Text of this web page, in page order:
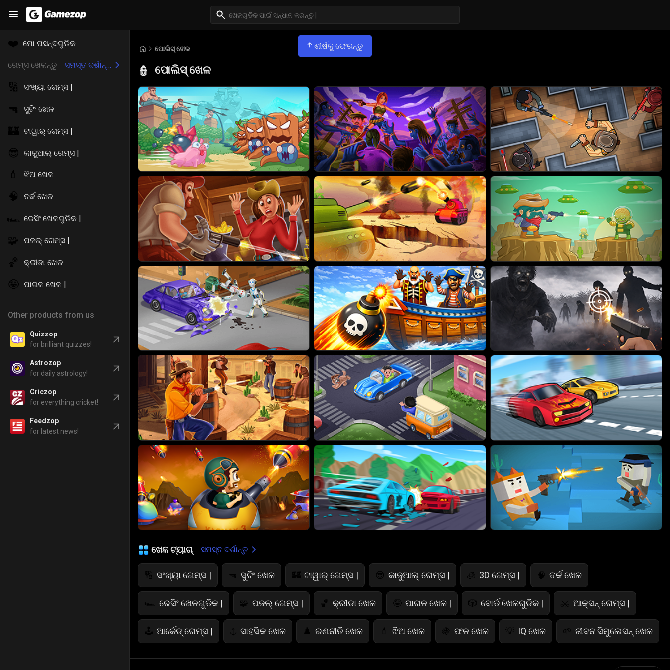
ଶୀର୍ଷକୁ ଫେରନ୍ତୁ
❤️ ମୋ ପସନ୍ଦଗୁଡିକ
ଗେମ୍ସ ଖେଳନ୍ତୁ ସମସ୍ତ ଦର୍ଶାନ୍ତୁ
🔢 ସଂଖ୍ୟା ଗେମ୍ସ |
🔫 ସୁଟିଂ ଖେଳ
🏰 ଟାୱାର୍ ଗେମ୍ସ |
😎 କାଜୁଆଲ୍ ଗେମ୍ସ |
💄 ଝିଅ ଖେଳ
🧠 ତର୍କ ଖେଳ
🏎️ ରେସିଂ ଖେଳଗୁଡିକ |
🧩 ପଜଲ୍ ଗେମ୍ସ |
🏀 କ୍ରୀଡା ଖେଳ
🤪 ପାଗଳ ଖେଳ |
Other products from us
Quizzop
for brilliant quizzes!
Astrozop
for daily astrology!
Criczop
for everything cricket!
Feedzop
for latest news!
ପୋଲିସ୍ ଖେଳ
👮 ପୋଲିସ୍ ଖେଳ
ଖେଳ ଟ୍ୟାଗ୍ ସମସ୍ତ ଦର୍ଶାନ୍ତୁ
🔢 ସଂଖ୍ୟା ଗେମ୍ସ | 🔫 ସୁଟିଂ ଖେଳ 🏰 ଟାୱାର୍ ଗେମ୍ସ | 😎 କାଜୁଆଲ୍ ଗେମ୍ସ | 🧊 3D ଗେମ୍ସ | 🧠 ତର୍କ ଖେଳ
🏎️ ରେସିଂ ଖେଳଗୁଡିକ | 🧩 ପଜଲ୍ ଗେମ୍ସ | 🏀 କ୍ରୀଡା ଖେଳ 🤪 ପାଗଳ ଖେଳ | 🎲 ବୋର୍ଡ ଖେଳଗୁଡିକ | ⚔️ ଆକ୍ସନ୍ ଗେମ୍ସ |
🕹️ ଆର୍କେଡ୍ ଗେମ୍ସ | ⚓ ସାହସିକ ଖେଳ ♟️ ରଣନୀତି ଖେଳ 💄 ଝିଅ ଖେଳ 🍇 ଫଳ ଖେଳ 💡 IQ ଖେଳ 🌱 ଜୀବନ ସିମୁଲେସନ୍ ଖେଳ
🤸 ଜମ୍ପ୍ ଖେଳଗୁଡିକ 🎨 ରଙ୍ଗ ଖେଳ 👻 ଭୟାନକ ଖେଳ ♠️ କାର୍ଡ ଖେଳ 👮 ପୋଲିସ୍ ଖେଳ 🧮 ଗଣିତ ଖେଳ 🍕 ଖାଦ୍ୟ ଖେଳ